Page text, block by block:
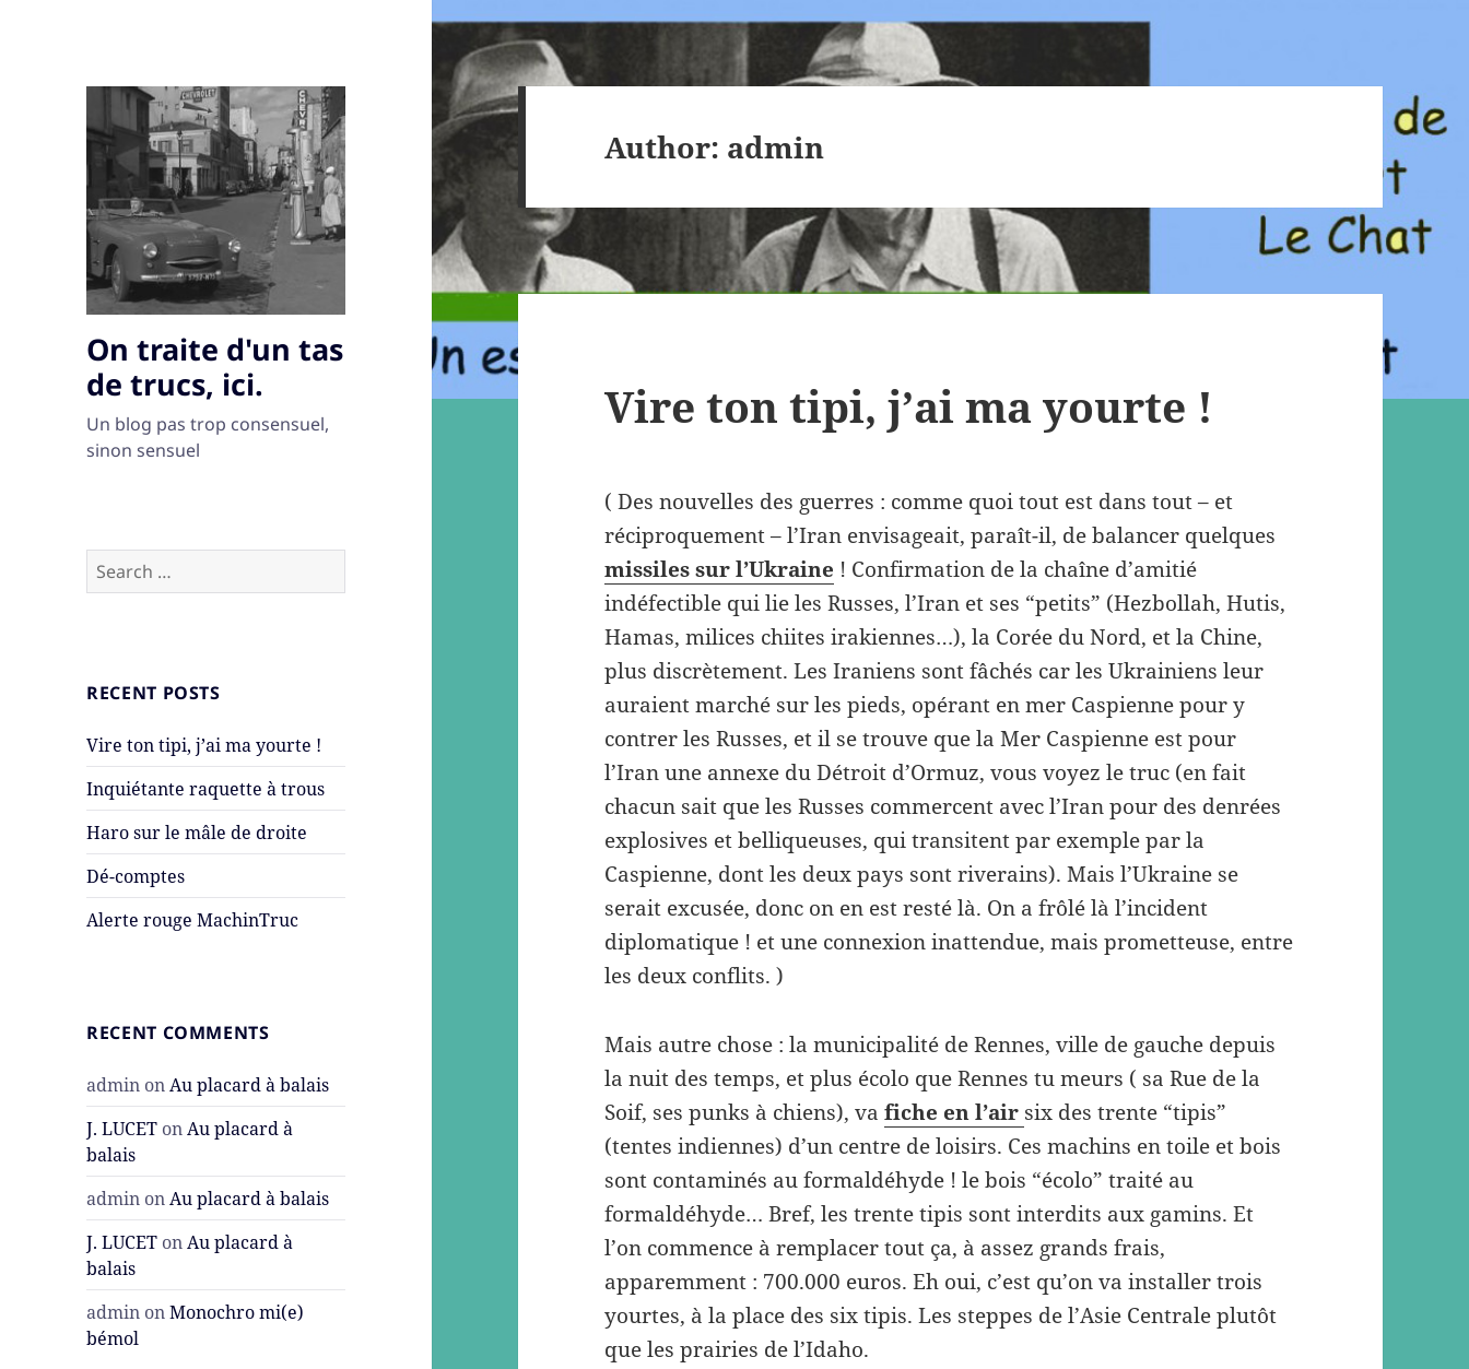
On traite d'un tas
de trucs, ici.
Un blog pas trop consensuel,
sinon sensuel
Search
for:
RECENT POSTS
Vire ton tipi, j’ai ma yourte !
Inquiétante raquette à trous
Haro sur le mâle de droite
Dé-comptes
Alerte rouge MachinTruc
RECENT COMMENTS
admin onAu placard à balais
J. LUCET onAu placard à
balais
admin onAu placard à balais
J. LUCET onAu placard à
balais
admin onMonochro mi(e)
bémol
Author: admin
Vire ton tipi, j’ai ma yourte !
( Des nouvelles des guerres : comme quoi tout est dans tout – et
réciproquement – l’Iran envisageait, paraît-il, de balancer quelques
missiles sur l’Ukraine ! Confirmation de la chaîne d’amitié
indéfectible qui lie les Russes, l’Iran et ses “petits” (Hezbollah, Hutis,
Hamas, milices chiites irakiennes…), la Corée du Nord, et la Chine,
plus discrètement. Les Iraniens sont fâchés car les Ukrainiens leur
auraient marché sur les pieds, opérant en mer Caspienne pour y
contrer les Russes, et il se trouve que la Mer Caspienne est pour
l’Iran une annexe du Détroit d’Ormuz, vous voyez le truc (en fait
chacun sait que les Russes commercent avec l’Iran pour des denrées
explosives et belliqueuses, qui transitent par exemple par la
Caspienne, dont les deux pays sont riverains). Mais l’Ukraine se
serait excusée, donc on en est resté là. On a frôlé là l’incident
diplomatique ! et une connexion inattendue, mais prometteuse, entre
les deux conflits. )
Mais autre chose : la municipalité de Rennes, ville de gauche depuis
la nuit des temps, et plus écolo que Rennes tu meurs ( sa Rue de la
Soif, ses punks à chiens), vafiche en l’air six des trente “tipis”
(tentes indiennes) d’un centre de loisirs. Ces machins en toile et bois
sont contaminés au formaldéhyde ! le bois “écolo” traité au
formaldéhyde… Bref, les trente tipis sont interdits aux gamins. Et
l’on commence à remplacer tout ça, à assez grands frais,
apparemment : 700.000 euros. Eh oui, c’est qu’on va installer trois
yourtes, à la place des six tipis. Les steppes de l’Asie Centrale plutôt
que les prairies de l’Idaho.